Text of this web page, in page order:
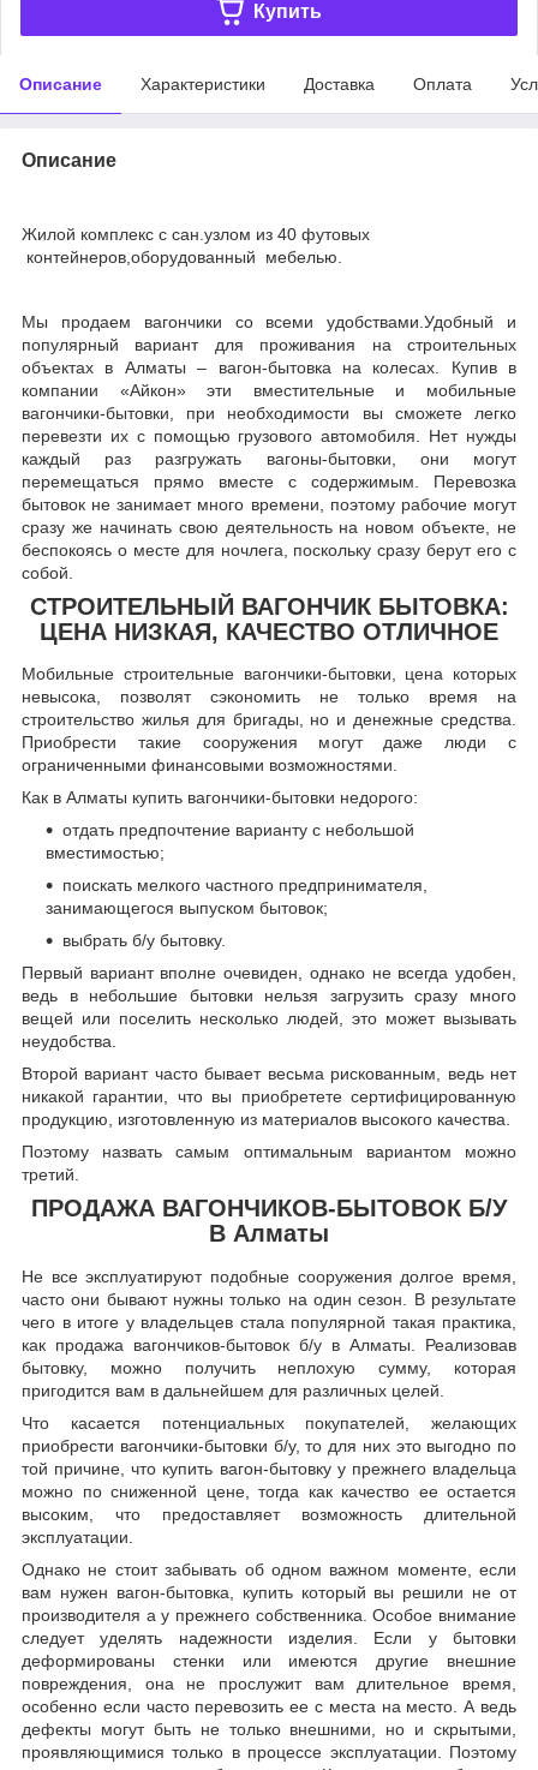
Купить
Описание Характеристики Доставка Оплата
Описание
Жилой комплекс с сан.узлом из 40 футовых
контейнеров,оборудованный мебелью.
Мы продаем вагончики со всеми удобствами.Удобный и
популярный вариант для проживания на строительных
объектах в Алматы – вагон-бытовка на колесах. Купив в
компании «Айкон» эти вместительные и мобильные
вагончики-бытовки, при необходимости вы сможете легко
перевезти их с помощью грузового автомобиля. Нет нужды
каждый раз разгружать вагоны-бытовки, они могут
перемещаться прямо вместе с содержимым. Перевозка
бытовок не занимает много времени, поэтому рабочие могут
сразу же начинать свою деятельность на новом объекте, не
беспокоясь о месте для ночлега, поскольку сразу берут его с
собой.
СТРОИТЕЛЬНЫЙ ВАГОНЧИК БЫТОВКА:
ЦЕНА НИЗКАЯ, КАЧЕСТВО ОТЛИЧНОЕ
Мобильные строительные вагончики-бытовки, цена которых
невысока, позволят сэкономить не только время на
строительство жилья для бригады, но и денежные средства.
Приобрести такие сооружения могут даже люди с
ограниченными финансовыми возможностями.
Как в Алматы купить вагончики-бытовки недорого:
отдать предпочтение варианту с небольшой
вместимостью;
поискать мелкого частного предпринимателя,
занимающегося выпуском бытовок;
выбрать б/у бытовку.
Первый вариант вполне очевиден, однако не всегда удобен,
ведь в небольшие бытовки нельзя загрузить сразу много
вещей или поселить несколько людей, это может вызывать
неудобства.
Второй вариант часто бывает весьма рискованным, ведь нет
никакой гарантии, что вы приобретете сертифицированную
продукцию, изготовленную из материалов высокого качества.
Поэтому назвать самым оптимальным вариантом можно
третий.
ПРОДАЖА ВАГОНЧИКОВ-БЫТОВОК Б/У
В Алматы
Не все эксплуатируют подобные сооружения долгое время,
часто они бывают нужны только на один сезон. В результате
чего в итоге у владельцев стала популярной такая практика,
как продажа вагончиков-бытовок б/у в Алматы. Реализовав
бытовку, можно получить неплохую сумму, которая
пригодится вам в дальнейшем для различных целей.
Что касается потенциальных покупателей, желающих
приобрести вагончики-бытовки б/у, то для них это выгодно по
той причине, что купить вагон-бытовку у прежнего владельца
можно по сниженной цене, тогда как качество ее остается
высоким, что предоставляет возможность длительной
эксплуатации.
Однако не стоит забывать об одном важном моменте, если
вам нужен вагон-бытовка, купить который вы решили не от
производителя а у прежнего собственника. Особое внимание
следует уделять надежности изделия. Если у бытовки
деформированы стенки или имеются другие внешние
повреждения, она не прослужит вам длительное время,
особенно если часто перевозить ее с места на место. А ведь
дефекты могут быть не только внешними, но и скрытыми,
проявляющимися только в процессе эксплуатации. Поэтому